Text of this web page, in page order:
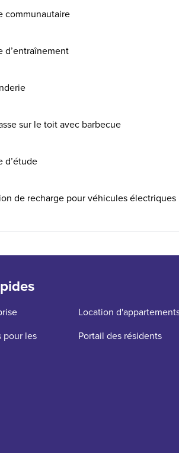
communautaire
d’entraînement
sur le toit avec barbecue
d’étude
de recharge pour véhicules électriques
Location
pour les
Portail des résidents